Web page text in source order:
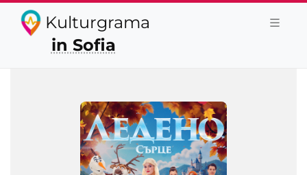
Kulturgrama
in Sofia